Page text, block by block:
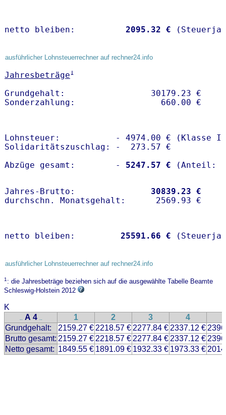
netto bleiben: 2095.32 €
ausführlicher Lohnsteuerrechner auf rechner24.info
Jahresbeträge1
Grundgehalt:                 30179.23 €
Lohnsteuer:           - 4974.00 € (Klasse I)
Solidaritätszuschlag: -  273.57 €
Abzüge gesamt:        -
5247.57 €
Jahres-Brutto: 30839.23 €
netto bleiben: 25591.66 €
ausführlicher Lohnsteuerrechner auf rechner24.info
1: die Jahresbeträge beziehen sich auf die ausgewählte Tabelle Beamte
Schleswig-Holstein 2012
K
.. A 4 .. 1 2 3 4
Grundgehalt:
2159.27 € 2218.57 € 2277.84 € 2337.12 €
Brutto gesamt: 2159.27 € 2218.57 € 2277.84 € 2337.12 €
Netto gesamt: 1849.55 € 1891.09 € 1932.33 € 1973.33 €